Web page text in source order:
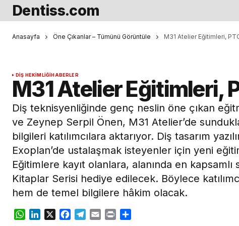
Dentiss.com
Anasayfa Öne Çıkanlar – Tümünü Görüntüle M31 Atelier Eğitimleri,
DIŞ HEKIMLIĞIHABERLER
M31 Atelier Eğitimleri,
Diş teknisyenliğinde genç neslin öne çıkan
ve Zeynep Serpil Önen, M31 Atelier’de
bilgileri katılımcılara aktarıyor. Diş tasarım
Exoplan’de ustalaşmak isteyenler için yeni
Eğitimlere kayıt olanlara, alanında en kapsamlı
Kitaplar Serisi hediye edilecek. Böylece
hem de temel bilgilere hâkim olacak.
WhatsApp
LinkedIn
X Facebook
Telegram
Email Print